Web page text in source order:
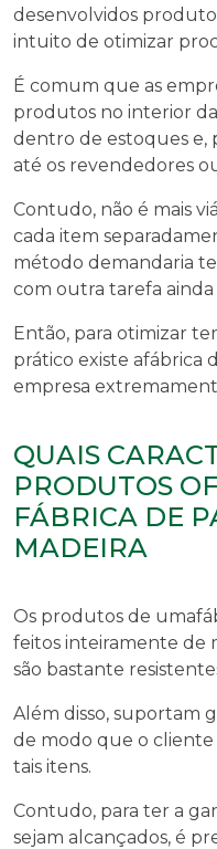
desenvolvidos
intuito de otimizar
É comum que as
produtos no interior da
dentro de estoques e,
até os revendedores
Contudo, não é mais
cada item
método demandaria
com outra tarefa ainda
Então, para otimizar
prático existe afábrica
empresa
QUAIS
PRODUTOS
FÁBRICA DE
MADEIRA
Os produtos de uma
feitos inteiramente de
são bastante
Além disso, suportam
de modo que o
tais itens.
Contudo, para ter a
sejam alcançados, é